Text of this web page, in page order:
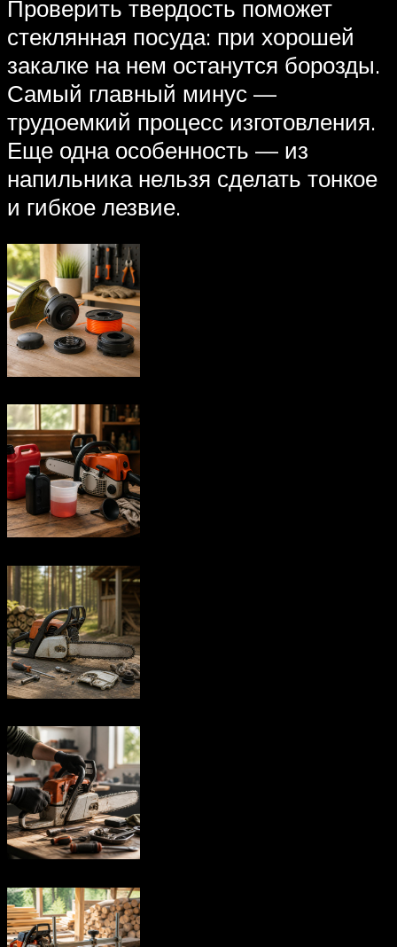
Проверить твердость поможет
стеклянная посуда: при хорошей
закалке на нем останутся борозды.
Самый главный минус —
трудоемкий процесс изготовления.
Еще одна особенность — из
напильника нельзя сделать тонкое
и гибкое лезвие.